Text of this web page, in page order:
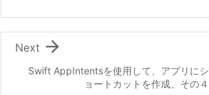
Swift AppIntentsを使用して、アプリにシ
ョートカットを作成、その４

Next